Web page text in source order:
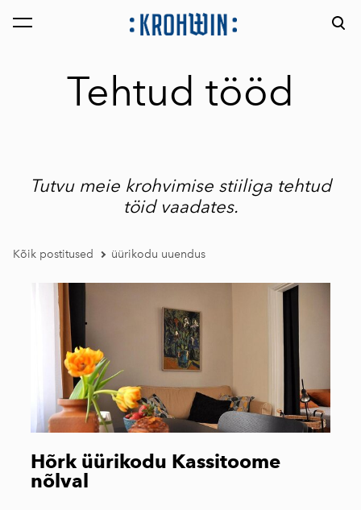
lisati ostukorvi. Vaata ostukorvi
Tehtud tööd
Tutvu meie krohvimise stiiliga tehtud
töid vaadates.
Kõik postitused üürikodu uuendus
Hõrk üürikodu Kassitoome
nõlval